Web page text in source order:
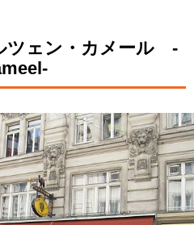
ツェン・カメール -